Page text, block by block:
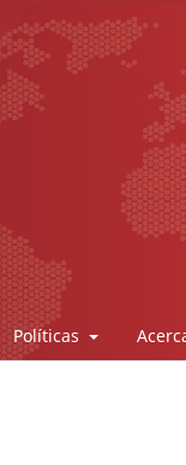
Políticas